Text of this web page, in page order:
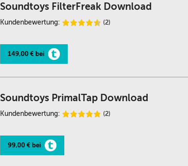
Soundtoys FilterFreak Download
Kundenbewertung: (2)
149,00 € bei
Soundtoys PrimalTap Download
Kundenbewertung: (2)
99,00 € bei